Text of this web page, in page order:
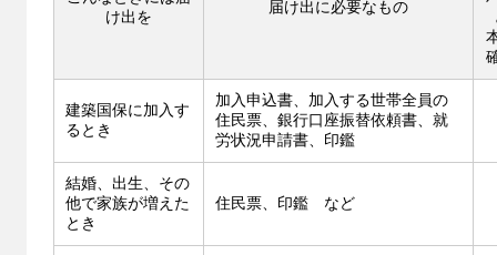
け出を
届け出に必要なもの
建築国保に加入す
るとき
加入申込書、加入する世帯全員の
住民票、銀行口座振替依頼書、就
労状況申請書、印鑑
結婚、出生、その
他で家族が増えた
とき
住民票、印鑑 など